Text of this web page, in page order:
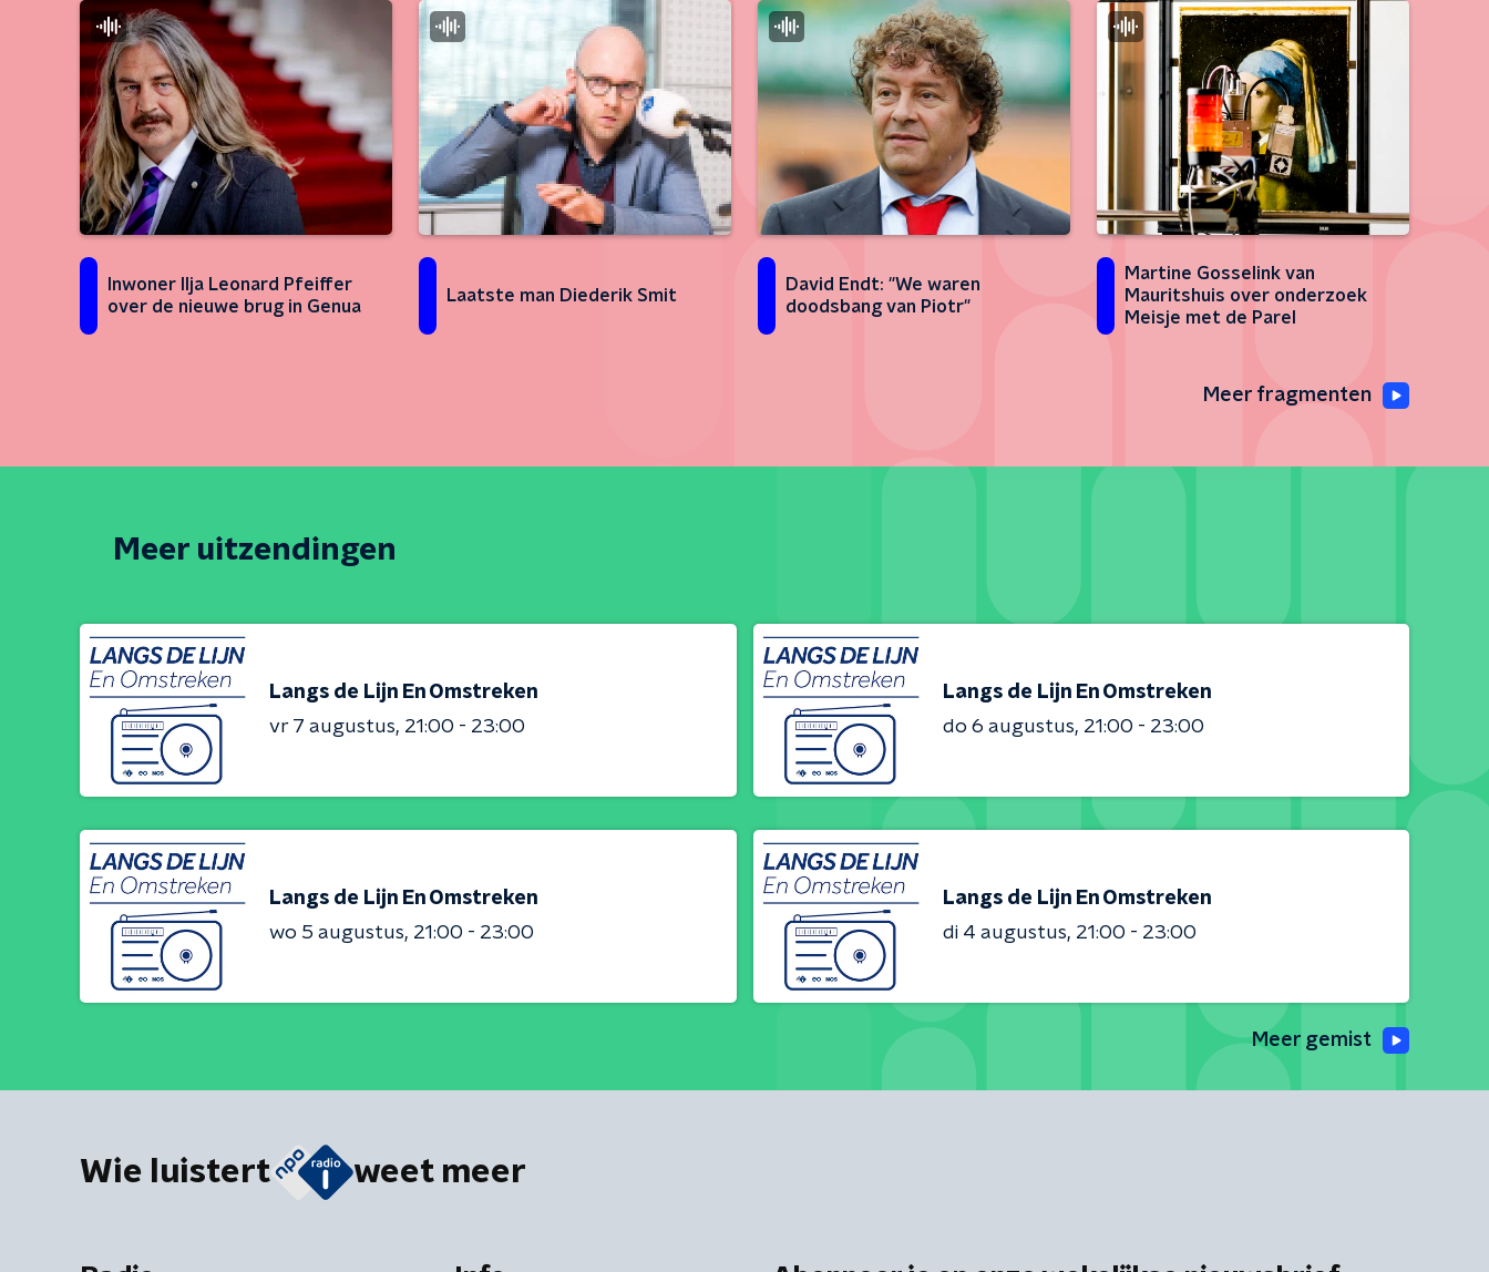
Inwoner Ilja Leonard Pfeiffer
over de nieuwe brug in Genua
Laatste man Diederik Smit
David Endt: "We waren
doodsbang van Piotr"
Martine Gosselink van
Mauritshuis over onderzoek
Meisje met de Parel
Meer fragmenten
Meer uitzendingen
Langs de Lijn En Omstreken
vr 7 augustus 21:00 - 23:00
Langs de Lijn En Omstreken
do 6 augustus 21:00 - 23:00
Langs de Lijn En Omstreken
wo 5 augustus 21:00 - 23:00
Langs de Lijn En Omstreken
di 4 augustus 21:00 - 23:00
Meer gemist
Wie luistert weet meer